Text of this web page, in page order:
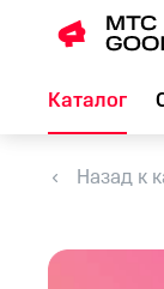
Каталог
Назад к